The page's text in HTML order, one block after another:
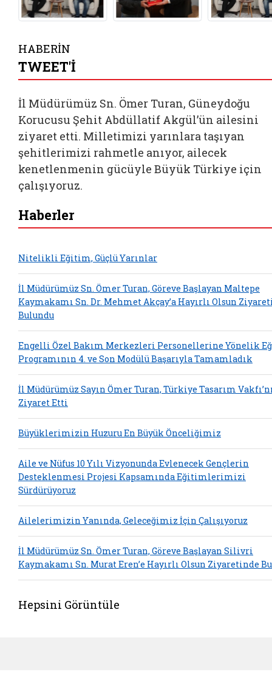
HABERİN
TWEET'İ
İl Müdürümüz Sn. Ömer Turan, Güneydoğu
Korucusu Şehit Abdüllatif Akgül’ün ailesini
ziyaret etti. Milletimizi yarınlara taşıyan
şehitlerimizi rahmetle anıyor, ailecek
kenetlenmenin gücüyle Büyük Türkiye için
çalışıyoruz.
Haberler
Nitelikli Eğitim, Güçlü Yarınlar
İl Müdürümüz Sn. Ömer Turan, Göreve Başlayan Maltepe
Kaymakamı Sn. Dr. Mehmet Akçay’a Hayırlı Olsun
Bulundu
Engelli Özel Bakım Merkezleri Personellerine Yönelik
Programının 4. ve Son Modülü Başarıyla Tamamladık
İl Müdürümüz Sayın Ömer Turan, Türkiye Tasarım
Ziyaret Etti
Büyüklerimizin Huzuru En Büyük Önceliğimiz
Aile ve Nüfus 10 Yılı Vizyonunda Evlenecek Gençlerin
Desteklenmesi Projesi Kapsamında Eğitimlerimizi
Sürdürüyoruz
Ailelerimizin Yanında, Geleceğimiz İçin Çalışıyoruz
İl Müdürümüz Sn. Ömer Turan, Göreve Başlayan Silivri
Kaymakamı Sn. Murat Eren’e Hayırlı Olsun Ziyaretinde
Hepsini Görüntüle